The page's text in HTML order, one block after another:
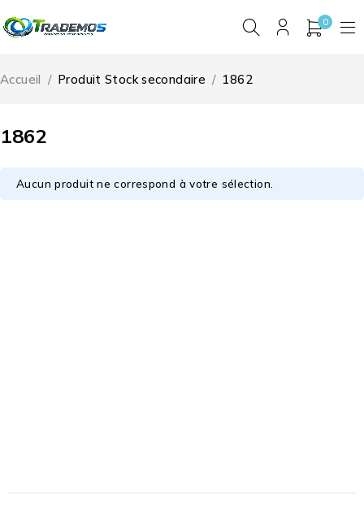
0
1862
Accueil / Produit Stock secondaire / 1862
Aucun produit ne correspond à votre sélection.